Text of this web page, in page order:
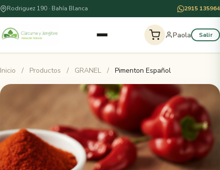
Rodriguez 190 · Bahía Blanca 2915 135964
Paola Salir
Inicio / Productos / GRANEL / Pimenton Español